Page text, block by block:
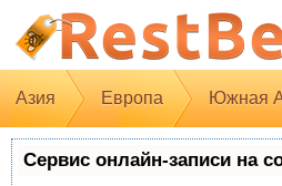
Азия Европа Южная
Сервис онлайн-записи на